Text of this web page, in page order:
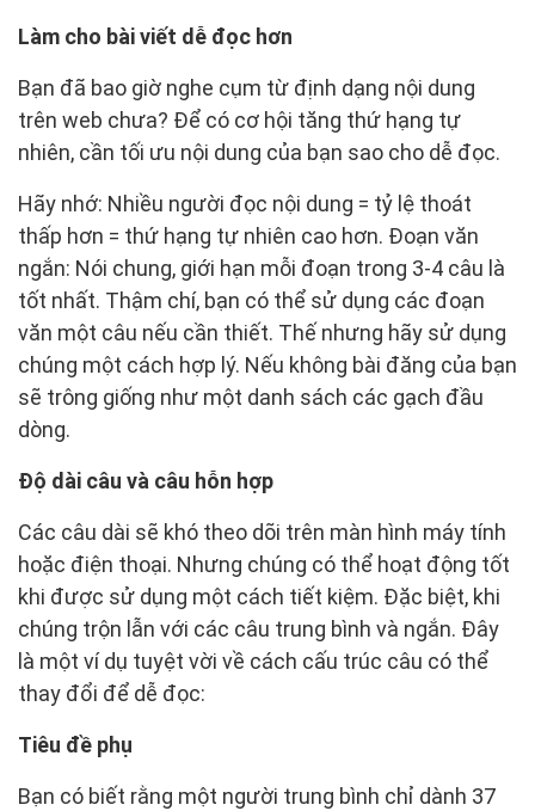
Làm cho bài viết dễ đọc hơn
Bạn đã bao giờ nghe cụm từ định dạng nội dung
trên web chưa? Để có cơ hội tăng thứ hạng tự
nhiên, cần tối ưu nội dung của bạn sao cho dễ đọc.
Hãy nhớ: Nhiều người đọc nội dung = tỷ lệ thoát
thấp hơn = thứ hạng tự nhiên cao hơn. Đoạn văn
ngắn: Nói chung, giới hạn mỗi đoạn trong 3-4 câu là
tốt nhất. Thậm chí, bạn có thể sử dụng các đoạn
văn một câu nếu cần thiết. Thế nhưng hãy sử dụng
chúng một cách hợp lý. Nếu không bài đăng của bạn
sẽ trông giống như một danh sách các gạch đầu
dòng.
Độ dài câu và câu hỗn hợp
Các câu dài sẽ khó theo dõi trên màn hình máy tính
hoặc điện thoại. Nhưng chúng có thể hoạt động tốt
khi được sử dụng một cách tiết kiệm. Đặc biệt, khi
chúng trộn lẫn với các câu trung bình và ngắn. Đây
là một ví dụ tuyệt vời về cách cấu trúc câu có thể
thay đổi để dễ đọc:
Tiêu đề phụ
Bạn có biết rằng một người trung bình chỉ dành 37